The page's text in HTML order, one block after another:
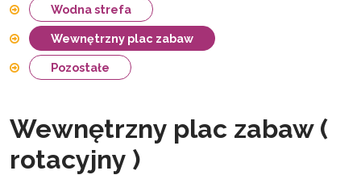
Wodna strefa
Wewnętrzny plac zabaw
Pozostałe
Wewnętrzny plac zabaw (
rotacyjny )